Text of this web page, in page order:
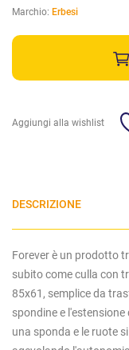
Marchio: Erbesi
Aggiungi alla wishlist
DESCRIZIONE
Forever è un prodotto
subito come culla con
85x61, semplice da
spondine e
una sponda e le ruote